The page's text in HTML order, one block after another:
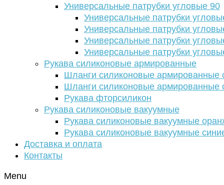
Универсальные патрубки угловые 90
Универсальные патрубки
Универсальные патрубки
Универсальные патрубки
Универсальные патрубки
Рукава силиконовые армированные
Шланги силиконовые армированные
Шланги силиконовые армированные
Рукава фторсиликон
Рукава силиконовые вакуумные
Рукава силиконовые вакуумные
Рукава силиконовые вакуумные
Доставка и оплата
Контакты
Menu